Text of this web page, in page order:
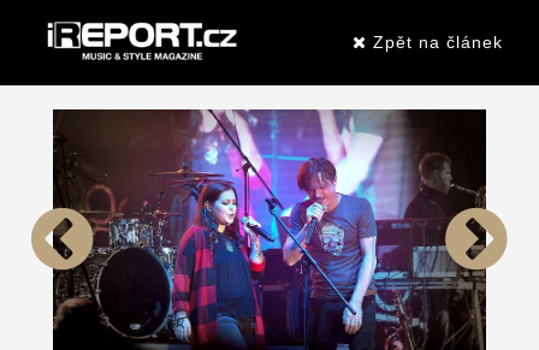
Zpět na článek